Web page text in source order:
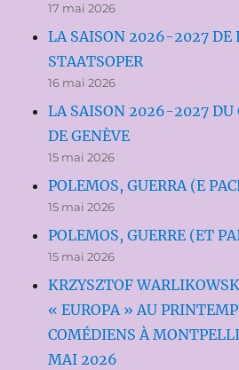
17 mai 2026
LA SAISON 2026-2027 DE
STAATSOPER
16 mai 2026
LA SAISON 2026-2027 DU
DE GENÈVE
15 mai 2026
POLEMOS, GUERRA (E
15 mai 2026
POLEMOS, GUERRE (ET
15 mai 2026
KRZYSZTOF
« EUROPA » AU
COMÉDIENS À
MAI 2026